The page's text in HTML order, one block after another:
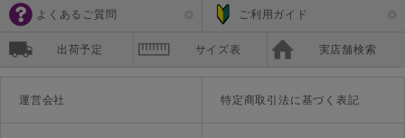
よくあるご質問 ご利用ガイド
出荷予定 サイズ表 実店舗検索
運営会社 特定商取引法に基づく表記